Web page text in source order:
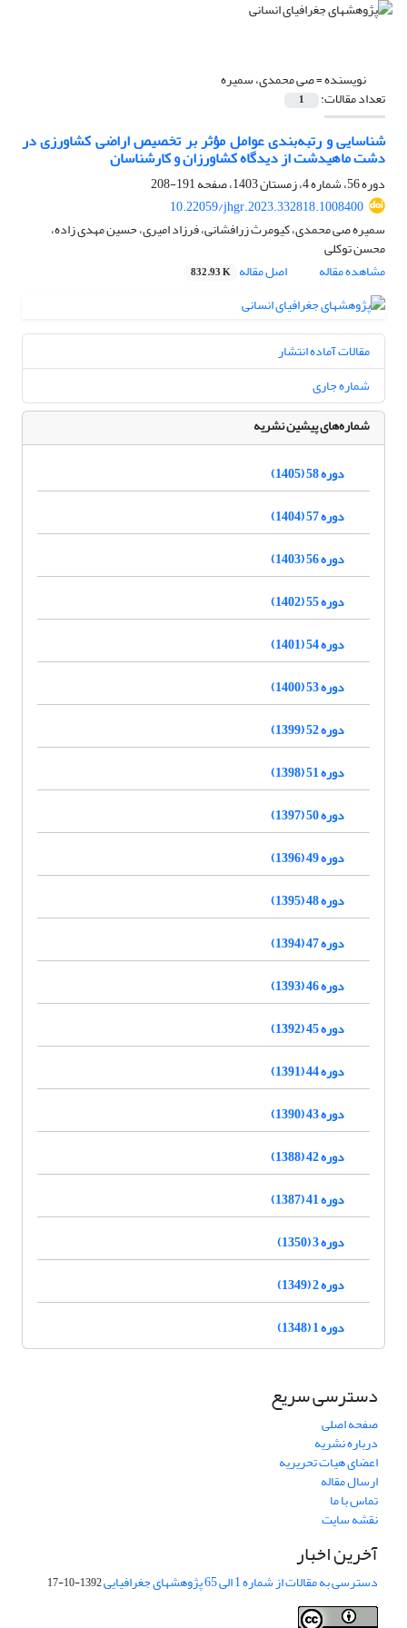
نویسنده =صی محمدی، سمیره
تعداد مقالات: 1
شناسایی و رتبه‌بندی عوامل مؤثر بر تخصیص اراضی کشاورزی در
دشت ماهیدشت از دیدگاه کشاورزان و کارشناسان
دوره 56، شماره 4، زمستان 1403، صفحه
191-208
10.22059/jhgr.2023.332818.1008400
سمیره صی محمدی، کیومرث زرافشانی، فرزاد امیری، حسین مهدی زاده،
محسن توکلی
مشاهده مقاله
اصل مقاله 832.93 K
مقالات آماده انتشار
شماره جاری
شماره‌های پیشین نشریه
دوره 58 (1405)
دوره 57 (1404)
دوره 56 (1403)
دوره 55 (1402)
دوره 54 (1401)
دوره 53 (1400)
دوره 52 (1399)
دوره 51 (1398)
دوره 50 (1397)
دوره 49 (1396)
دوره 48 (1395)
دوره 47 (1394)
دوره 46 (1393)
دوره 45 (1392)
دوره 44 (1391)
دوره 43 (1390)
دوره 42 (1388)
دوره 41 (1387)
دوره 3 (1350)
دوره 2 (1349)
دوره 1 (1348)
دسترسی سریع
صفحه اصلی
درباره نشریه
اعضای هیات تحریریه
ارسال مقاله
تماس با ما
نقشه سایت
آخرین اخبار
دسترسی به مقالات از شماره 1 الی 65 پژوهشهای جغرافیایی 1392-10-17